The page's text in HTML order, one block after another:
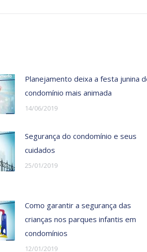
Planejamento deixa a festa junina
condomínio mais animada
14/06/2019
Segurança do condomínio e seus
cuidados
25/01/2019
Como garantir a segurança das
crianças nos parques infantis em
condomínios
12/01/2019